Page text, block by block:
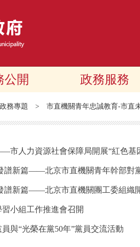
公開 政務服務
政務專題 > 市直機關青年忠誠教育-市直
市人力資源社會保障局開展“紅色基
譜新篇——北京市直機關青年幹部對
譜新篇——北京市直機關團工委組織
小組工作推進會召開
與“光榮在黨50年”黨員交流活動